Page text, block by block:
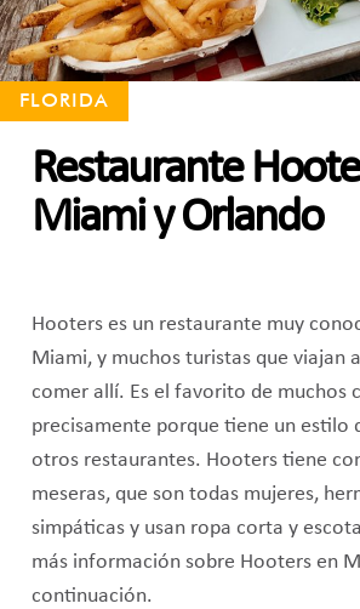
FLORIDA
Restaurante
Miami y Orlando
Hooters es un restaurante muy
Miami, y muchos turistas que viajan
comer allí. Es el favorito de muchos
precisamente porque tiene un estilo
otros restaurantes. Hooters tiene
meseras, que son todas mujeres,
simpáticas y usan ropa corta y
más información sobre Hooters en
continuación.